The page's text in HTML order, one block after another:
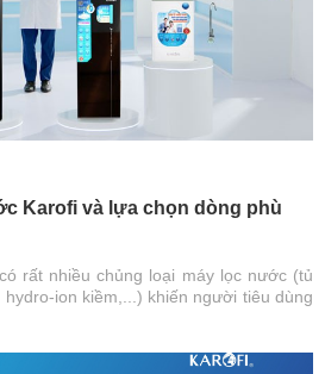
Karofi và lựa chọn dòng phù
rất nhiều chủng loại máy lọc nước (tủ
ion kiềm,...) khiến người tiêu dùng